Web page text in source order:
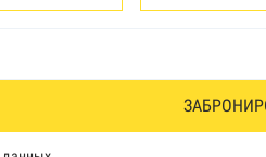
обслуживания Роспатента
Федеральной службы
эмитентами ценных бумаг
Росздравнадзор,